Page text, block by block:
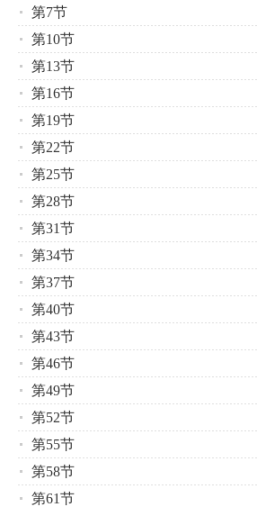
第7节
第10节
第13节
第16节
第19节
第22节
第25节
第28节
第31节
第34节
第37节
第40节
第43节
第46节
第49节
第52节
第55节
第58节
第61节